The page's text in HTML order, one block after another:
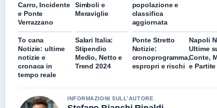
Carro, Incidente
e Ponte
Verrazzano
Simboli e
Meraviglie
popolazione e
classifica
aggiornata
To cana
Notizie: ultime
notizie e
cronaca in
tempo reale
Salari Italia:
Stipendio
Medio, Netto e
Trend 2024
Ponte Stretto
Notizie:
cronoprogramma,
espropri e rischi
Napoli
Ultime
Conte,
e Partite
INFORMAZIONI SULL'AUTORE